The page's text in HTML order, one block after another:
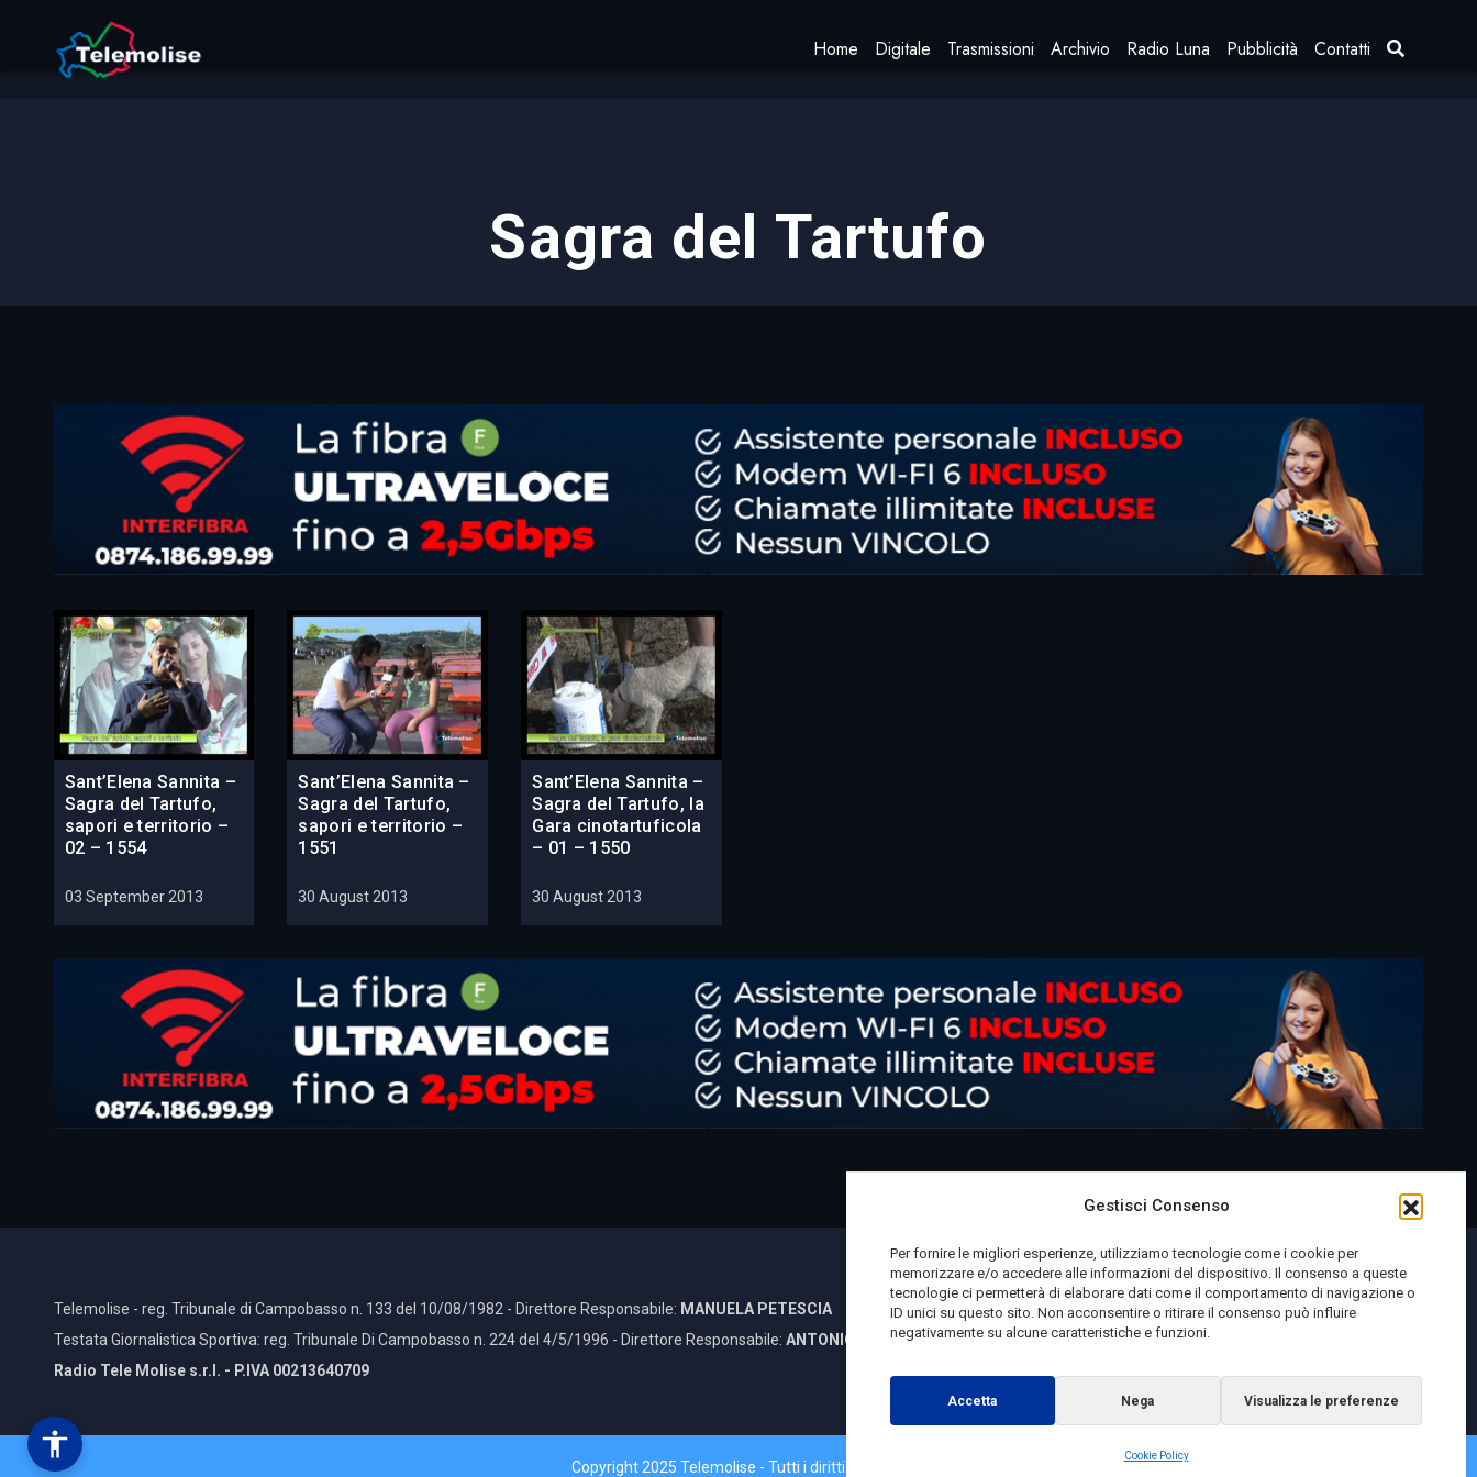
Gestisci Consenso
Per fornire le migliori esperienze, utilizziamo tecnologie come i cookie per
memorizzare e/o accedere alle informazioni del dispositivo. Il consenso a queste
tecnologie ci permetterà di elaborare dati come il comportamento di navigazione o
ID unici su questo sito. Non acconsentire o ritirare il consenso può influire
negativamente su alcune caratteristiche e funzioni.
Accetta Nega Visualizza le preferenze
Cookie Policy
Home Digitale Trasmissioni Archivio Radio Luna Pubblicità Contatti
Sagra del Tartufo
Sant’Elena Sannita –
Sagra del Tartufo,
sapori e territorio –
02 – 1554
03 September 2013
Sant’Elena Sannita –
Sagra del Tartufo,
sapori e territorio –
1551
30 August 2013
Sant’Elena Sannita –
Sagra del Tartufo, la
Gara cinotartuficola
– 01 – 1550
30 August 2013
Telemolise - reg. Tribunale di Campobasso n. 133 del 10/08/1982 - Direttore Responsabile: MANUELA PETESCIA
Testata Giornalistica Sportiva: reg. Tribunale Di Campobasso n. 224 del 4/5/1996 - Direttore Responsabile: ANTONIO DI LALLO
Radio Tele Molise s.r.l. - P.IVA 00213640709
Copyright 2025 Telemolise - Tutti i diritti riservati